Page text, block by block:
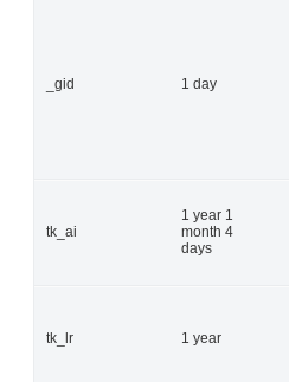
_gid 1 day
tk_ai
1 year 1
month 4
days
tk_lr 1 year